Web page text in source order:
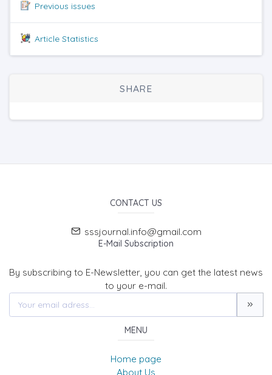
Previous issues
Article Statistics
SHARE
CONTACT US
sssjournal.info@gmail.com
E-Mail Subscription
By subscribing to E-Newsletter, you can get the latest news
to your e-mail.
MENU
Home page
About Us